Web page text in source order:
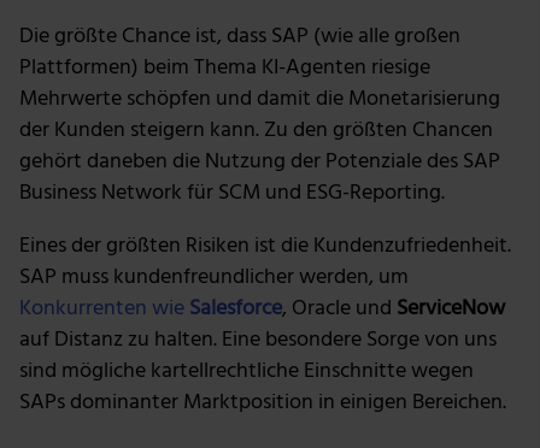
Die größte Chance ist, dass SAP (wie alle großen
Plattformen) beim Thema KI-Agenten riesige
Mehrwerte schöpfen und damit die Monetarisierung
der Kunden steigern kann. Zu den größten Chancen
gehört daneben die Nutzung der Potenziale des SAP
Business Network für SCM und ESG-Reporting.
Eines der größten Risiken ist die Kundenzufriedenheit.
SAP muss kundenfreundlicher werden, um
Konkurrenten wieSalesforce, Oracle und ServiceNow
auf Distanz zu halten. Eine besondere Sorge von uns
sind mögliche kartellrechtliche Einschnitte wegen
SAPs dominanter Marktposition in einigen Bereichen.